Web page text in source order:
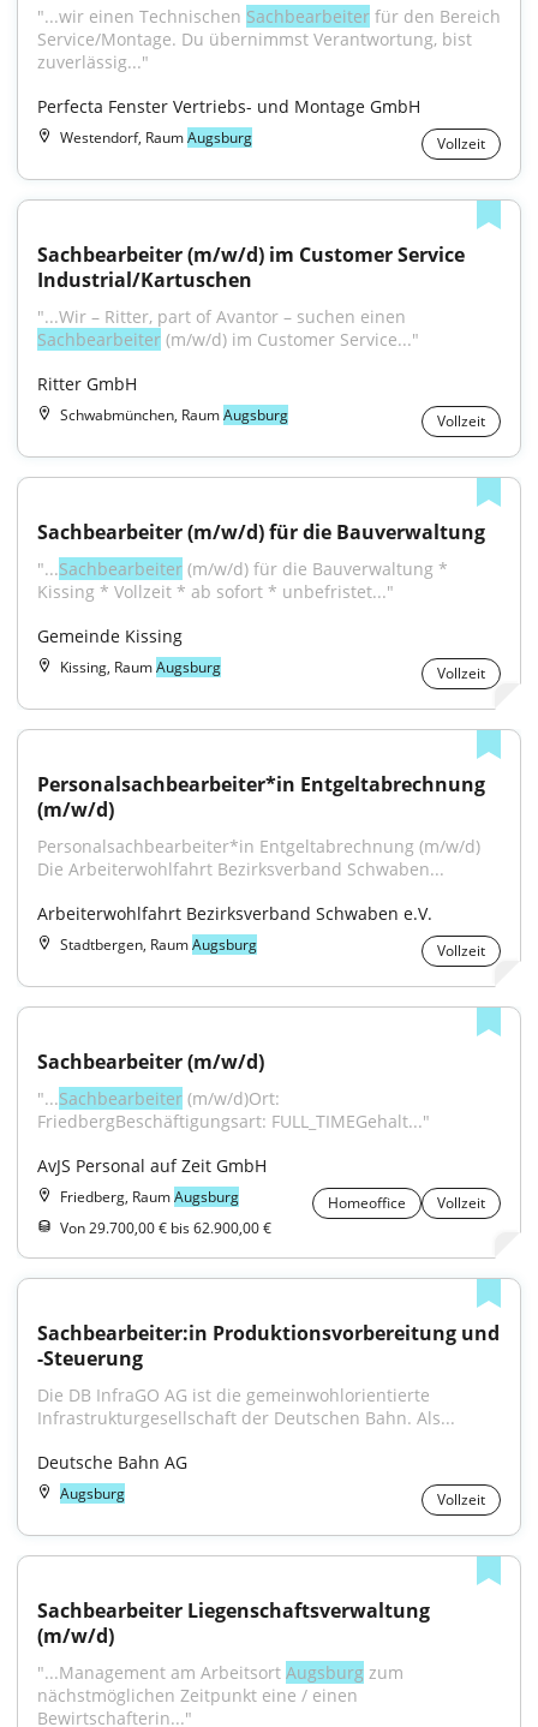
"...wir einen Technischen Sachbearbeiter für den Bereich
Service/Montage. Du übernimmst Verantwortung, bist
zuverlässig..."
Perfecta Fenster Vertriebs- und Montage GmbH
Westendorf, RaumAugsburg Vollzeit
Sachbearbeiter (m/w/d) im Customer Service
Industrial/Kartuschen
Sachbearbeiter (m/w/d) im Customer Service..."
Ritter GmbH
Schwabmünchen, RaumAugsburg Vollzeit
Sachbearbeiter (m/w/d) für die Bauverwaltung
"...Sachbearbeiter (m/w/d) für die Bauverwaltung *
Kissing * Vollzeit * ab sofort * unbefristet..."
Gemeinde Kissing
Kissing, RaumAugsburg Vollzeit
Personalsachbearbeiter*in Entgeltabrechnung
(m/w/d)
Personalsachbearbeiter*in Entgeltabrechnung (m/w/d)
Die Arbeiterwohlfahrt Bezirksverband Schwaben...
Arbeiterwohlfahrt Bezirksverband Schwaben e.V.
Stadtbergen, RaumAugsburg Vollzeit
Sachbearbeiter (m/w/d)
"...Sachbearbeiter (m/w/d)Ort:
FriedbergBeschäftigungsart: FULL_TIMEGehalt..."
AvJS Personal auf Zeit GmbH
Friedberg, RaumAugsburg Homeoffice
Vollzeit
Von 29.700,00 € bis 62.900,00 €
Sachbearbeiter:in Produktionsvorbereitung und
-Steuerung
Die DB InfraGO AG ist die gemeinwohlorientierte
Infrastrukturgesellschaft der Deutschen Bahn. Als...
Deutsche Bahn AG
Augsburg Vollzeit
Sachbearbeiter Liegenschaftsverwaltung
(m/w/d)
"...Management am Arbeitsort Augsburg zum
nächstmöglichen Zeitpunkt eine / einen
Bewirtschafterin..."